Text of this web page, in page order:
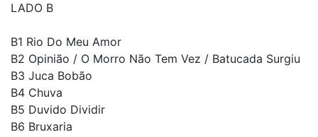
LADO B
B1 Rio Do Meu Amor
B2 Opinião / O Morro Não Tem Vez / Batucada Surgiu
B3 Juca Bobão
B4 Chuva
B5 Duvido Dividir
B6 Bruxaria